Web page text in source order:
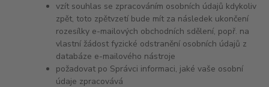
vzít souhlas se zpracováním osobních údajů kdykoliv
zpět, toto zpětvzetí bude mít za následek ukončení
rozesílky e-mailových obchodních sdělení, popř. na
vlastní žádost fyzické odstranění osobních údajů z
databáze e-mailového nástroje
požadovat po Správci informaci, jaké vaše osobní
údaje zpracovává